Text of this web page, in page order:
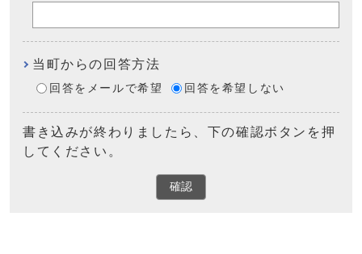
当町からの回答方法
回答をメールで希望 回答を希望しない
書き込みが終わりましたら、下の確認ボタンを押
してください。
確認